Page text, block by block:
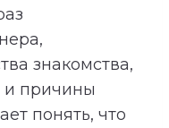
знакомства,
и причины
понять, что